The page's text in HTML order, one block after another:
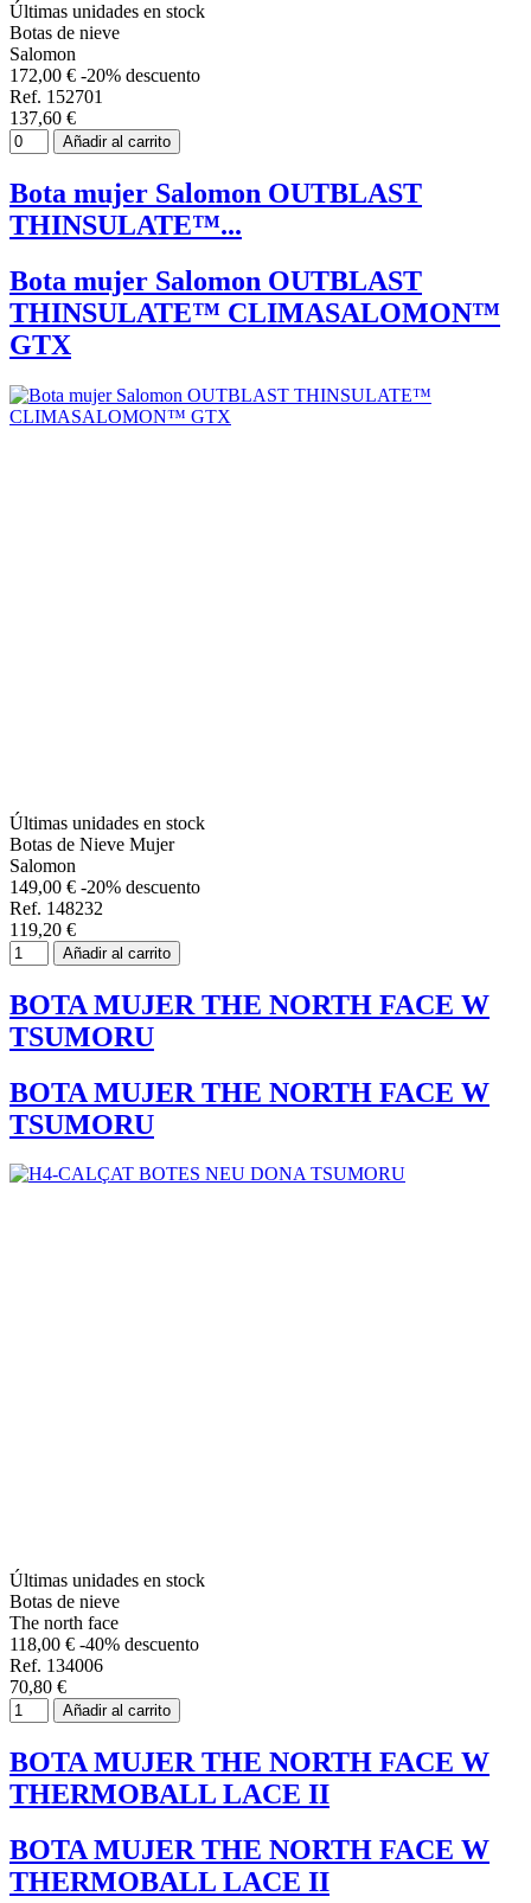
Últimas unidades en stock
Botas de nieve
Salomon
172,00 € -20% descuento
Ref. 152701
137,60 €
Añadir al carrito
Bota mujer Salomon OUTBLAST
THINSULATE™...
Bota mujer Salomon OUTBLAST
THINSULATE™ CLIMASALOMON™
GTX
Últimas unidades en stock
Botas de Nieve Mujer
Salomon
149,00 € -20% descuento
Ref. 148232
119,20 €
Añadir al carrito
BOTA MUJER THE NORTH FACE W
TSUMORU
BOTA MUJER THE NORTH FACE W
TSUMORU
Últimas unidades en stock
Botas de nieve
The north face
118,00 € -40% descuento
Ref. 134006
70,80 €
Añadir al carrito
BOTA MUJER THE NORTH FACE W
THERMOBALL LACE II
BOTA MUJER THE NORTH FACE W
THERMOBALL LACE II